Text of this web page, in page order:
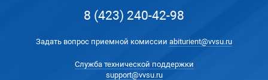
8 (423) 240-42-98
Задать вопрос приемной комиссии abiturient@vvsu.ru
Служба технической поддержки
support@vvsu.ru